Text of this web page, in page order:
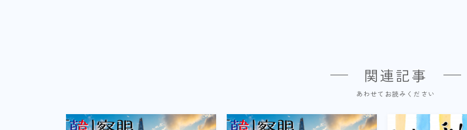
関連記事
あわせてお読みください